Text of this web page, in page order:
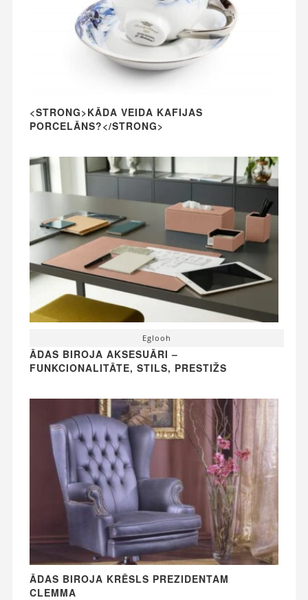
<STRONG>KĀDA VEIDA KAFIJAS
PORCELĀNS?</STRONG>
Eglooh
ĀDAS BIROJA AKSESUĀRI –
FUNKCIONALITĀTE, STILS, PRESTIŽS
ĀDAS BIROJA KRĒSLS PREZIDENTAM
CLEMMA